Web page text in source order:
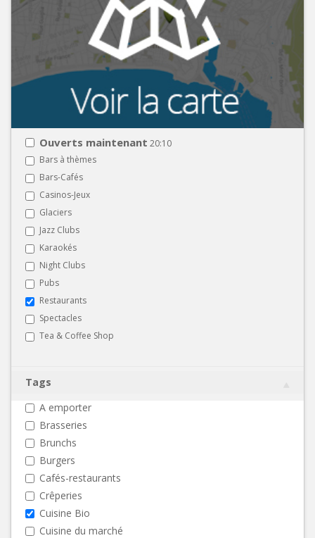
Ouverts maintenant 20:10
Bars à thèmes
Bars-Cafés
Casinos-Jeux
Glaciers
Jazz Clubs
Karaokés
Night Clubs
Pubs
Restaurants
Spectacles
Tea & Coffee Shop
Tags
A emporter
Brasseries
Brunchs
Burgers
Cafés-restaurants
Crêperies
Cuisine Bio
Cuisine du marché